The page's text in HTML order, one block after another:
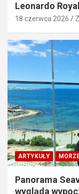
Leonardo
18 czerwca 2026
ARTYKUŁY
Panorama
wygląda